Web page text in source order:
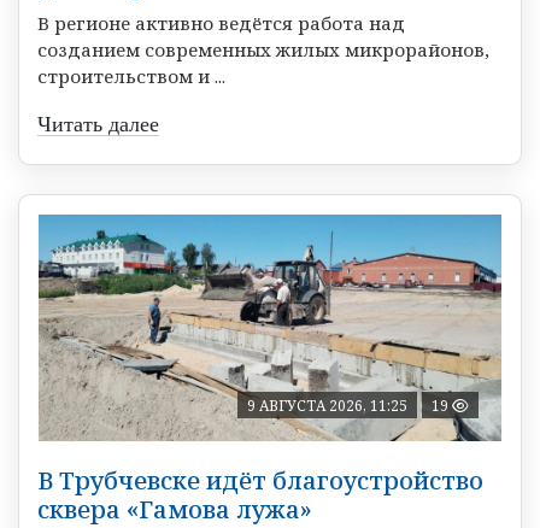
В регионе активно ведётся работа над
созданием современных жилых микрорайонов,
строительством и ...
Читать далее
9 АВГУСТА 2026, 11:25 19
В Трубчевске идёт благоустройство
сквера «Гамова лужа»